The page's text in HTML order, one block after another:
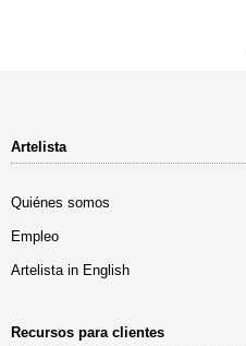
Artelista
Quiénes somos
Empleo
Artelista in English
Recursos para clientes